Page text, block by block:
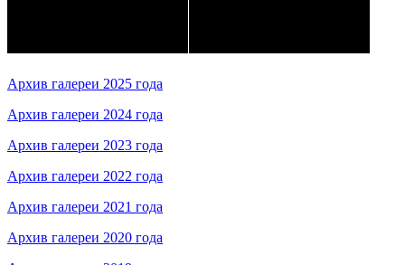
Архив галереи 2025 года
Архив галереи 2024 года
Архив галереи 2023 года
Архив галереи 2022 года
Архив галереи 2021 года
Архив галереи 2020 года